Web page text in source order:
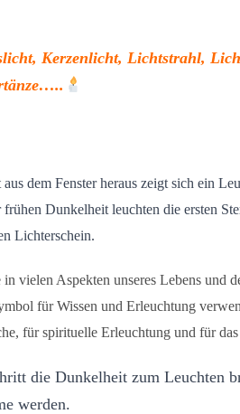
Kerzenlicht, Lichtstrahl,
dem Fenster heraus zeigt sich ein
Dunkelheit leuchten die ersten
Lichterschein.
vielen Aspekten unseres Lebens und
für Wissen und Erleuchtung
für spirituelle Erleuchtung und für das
die Dunkelheit zum Leuchten
werden.